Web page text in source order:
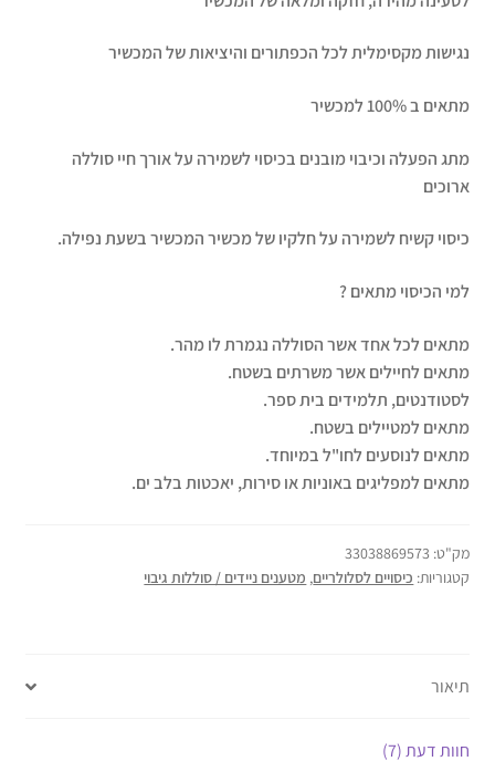
נגישות מקסימלית לכל הכפתורים והיציאות של המכשיר
מתאים ב 100% למכשיר
מתג הפעלה וכיבוי מובנים בכיסוי לשמירה על אורך חיי סוללה
ארוכים
כיסוי קשיח לשמירה על חלקיו של מכשיר המכשיר בשעת נפילה.
למי הכיסוי מתאים ?
מתאים לכל אחד אשר הסוללה נגמרת לו מהר.
מתאים לחיילים אשר משרתים בשטח.
לסטודנטים, תלמידים בית ספר.
מתאים למטיילים בשטח.
מתאים לנוסעים לחו"ל במיוחד.
מתאים למפליגים באוניות או סירות, יאכטות בלב ים.
מק"ט: 33038869573
קטגוריות: כיסויים לסלולריים, מטענים ניידים / סוללות גיבוי
תיאור
חוות דעת (7)